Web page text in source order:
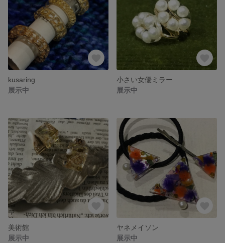
kusaring
展示中
小さい女優ミラー
展示中
美術館
展示中
ヤネメイソン
展示中